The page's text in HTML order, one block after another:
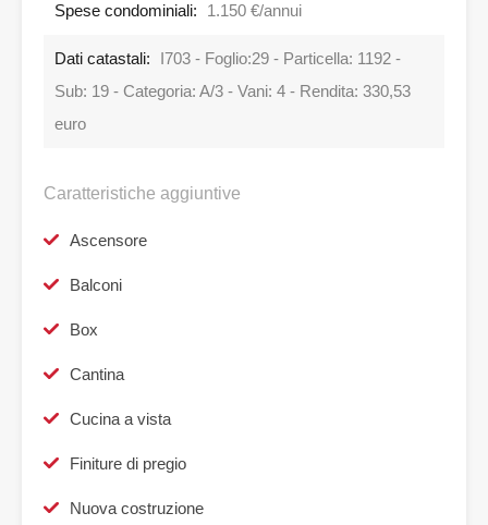
Spese condominiali: 1.150 €/annui
Dati catastali:
I703 - Foglio:29 - Particella: 1192 -
Sub: 19 - Categoria: A/3 - Vani: 4 - Rendita: 330,53
euro
Caratteristiche aggiuntive
Ascensore
Balconi
Box
Cantina
Cucina a vista
Finiture di pregio
Nuova costruzione